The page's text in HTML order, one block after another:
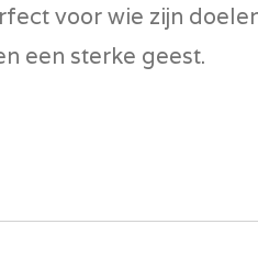
voor wie zijn
een sterke geest.